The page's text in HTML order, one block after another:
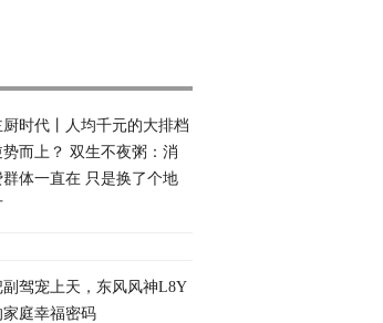
厨时代丨人均千元的大排档
势而上？ 双生不夜粥：消
群体一直在 只是换了个地
副驾宠上天，东风风神L8Y
家庭幸福密码